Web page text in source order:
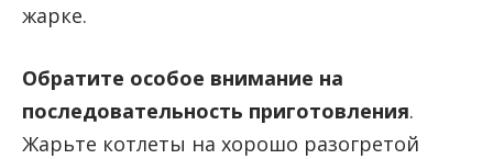
жарке.
Обратите особое внимание на
последовательность приготовления.
Жарьте котлеты на хорошо разогретой